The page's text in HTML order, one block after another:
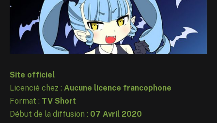
Site officiel
Licencié chez : Aucune licence francophone
Format : TV Short
Début de la diffusion : 07 Avril 2020